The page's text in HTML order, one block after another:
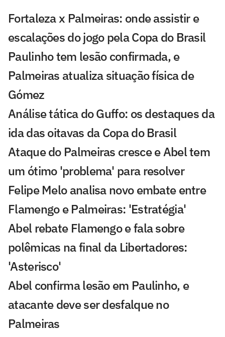
Fortaleza x Palmeiras: onde assistir e
escalações do jogo pela Copa do Brasil
Paulinho tem lesão confirmada, e
Palmeiras atualiza situação física de
Gómez
Análise tática do Guffo: os destaques da
ida das oitavas da Copa do Brasil
Ataque do Palmeiras cresce e Abel tem
um ótimo 'problema' para resolver
Felipe Melo analisa novo embate entre
Flamengo e Palmeiras: 'Estratégia'
Abel rebate Flamengo e fala sobre
polêmicas na final da Libertadores:
'Asterisco'
Abel confirma lesão em Paulinho, e
atacante deve ser desfalque no
Palmeiras